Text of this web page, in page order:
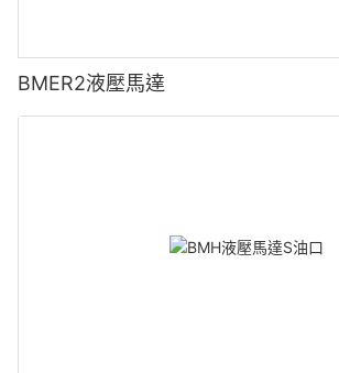
BMER2液壓馬達